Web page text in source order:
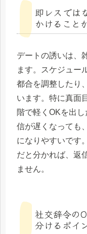
即レスでは
かけること
デートの誘いは、
ます。スケジュー
都合を調整したり
います。特に真面
階で軽くOKを出
信が遅くなっても
になりやすいです
だと分かれば、返
ません。
社交辞令の
分けるポイ